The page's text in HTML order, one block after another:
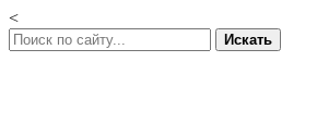
<
Искать